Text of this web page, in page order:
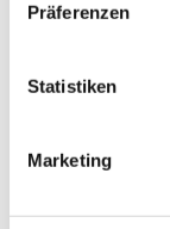
Präferenzen
Statistiken
Marketing